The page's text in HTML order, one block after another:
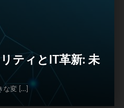
ティとIT革新: 未
な変 […]